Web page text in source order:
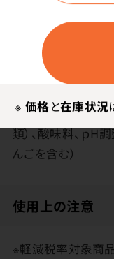
※ 価格と在庫状況
その他
●日本製
国））、ぶどう糖
類）、酸味料、ｐH
んごを含む）
使用上の注意
※軽減税率対象商品